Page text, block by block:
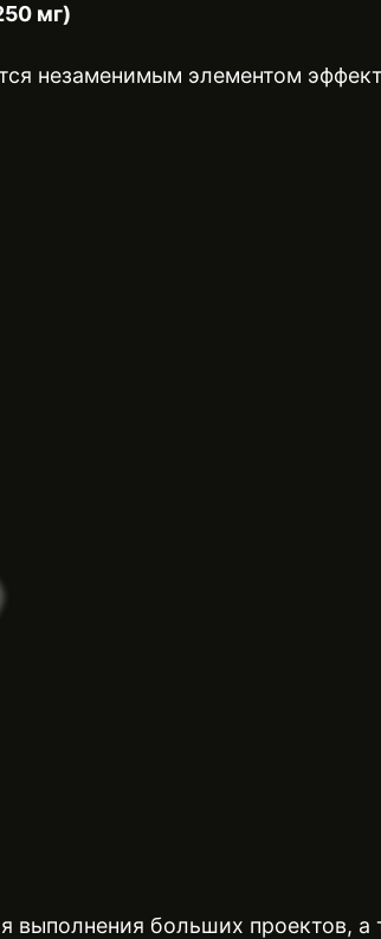
мг)
незаменимым элементом
выполнения больших проектов, а